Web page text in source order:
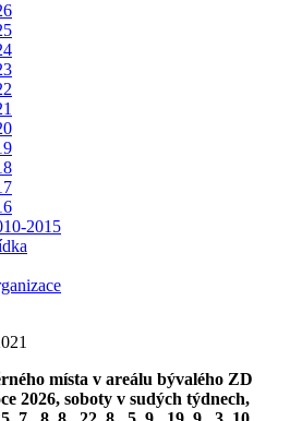
2015
místa v areálu bývalého ZD
2026, soboty v sudých týdnech,